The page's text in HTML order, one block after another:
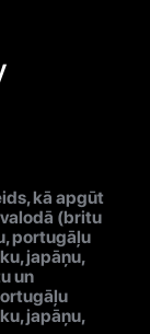
kā apgūt
(britu
portugāļu
japāņu,
un
japāņu,